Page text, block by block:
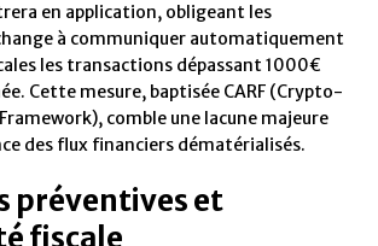
en application, obligeant les
à communiquer automatiquement
les transactions dépassant 1000€
Cette mesure, baptisée CARF (Crypto-
comble une lacune majeure
des flux financiers dématérialisés.
préventives et
fiscale